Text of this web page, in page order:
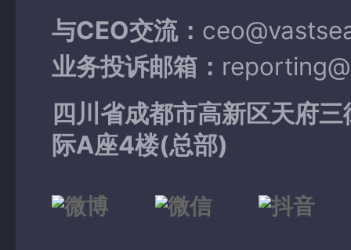
与CEO交流：
业务投诉邮箱：
四川省成都市高新区天府
际A座4楼(总部)